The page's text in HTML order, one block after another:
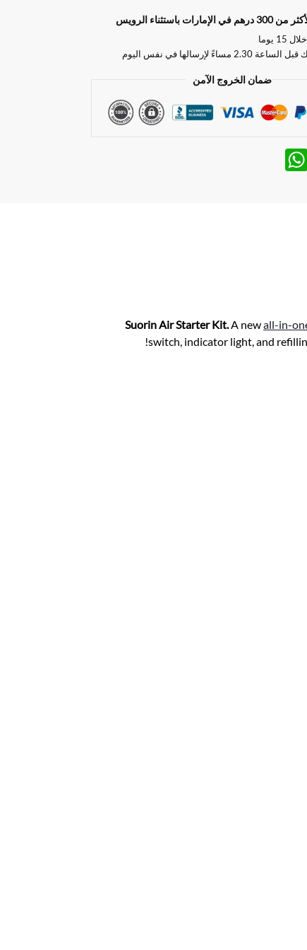
باستثناء الرويس
يوما
مساءً لإرسالها في نفس اليوم
ضمان الخروج الآمن
T
Suorin Air Starter Kit. A newall-in-
switch, indicator light, and